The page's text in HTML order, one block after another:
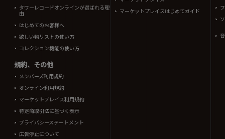
タワーレコードオンラインが選ばれる理
由
はじめてのお客様へ
欲しい物リストの使い方
コレクション機能の使い方
規約、その他
メンバーズ利用規約
オンライン利用規約
マーケットプレイス利用規約
特定商取引法に基づく表示
プライバシーステートメント
広告停止について
マーケットプレイスはじめてガイド